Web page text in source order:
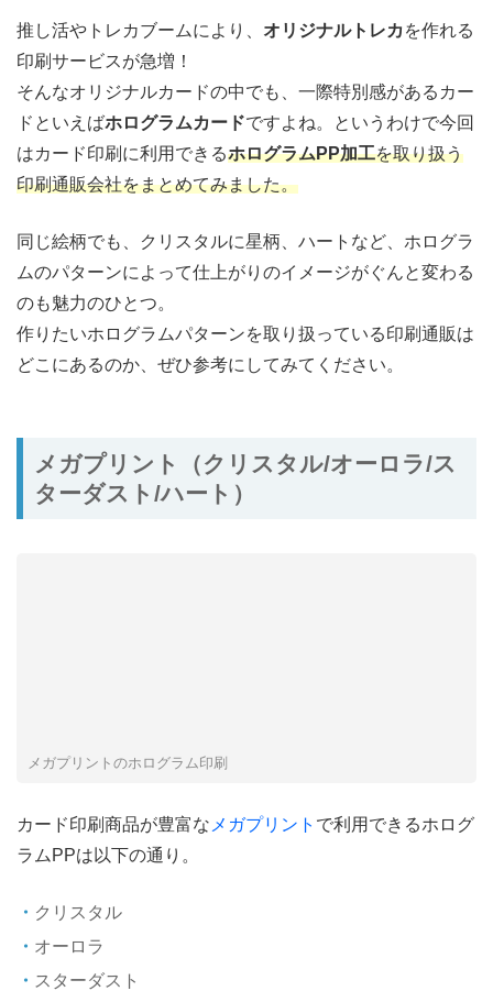
推し活やトレカブームにより、 オリジナルトレカ を作れる
印刷サービスが急増！
そんなオリジナルカードの中でも、一際特別感があるカー
ドといえばホログラムカードですよね。というわけで今回
はカード印刷に利用できるホログラムPP加工を取り扱う
印刷通販会社をまとめてみました。
同じ絵柄でも、クリスタルに星柄、ハートなど、ホログラ
ムのパターンによって仕上がりのイメージがぐんと変わる
のも魅力のひとつ。
作りたいホログラムパターンを取り扱っている印刷通販は
どこにあるのか、ぜひ参考にしてみてください。
メガプリント（クリスタル/オーロラ/ス
ターダスト/ハート）
メガプリントのホログラム印刷
カード印刷商品が豊富な メガプリント で利用できるホログ
ラムPPは以下の通り。
クリスタル
オーロラ
スターダスト